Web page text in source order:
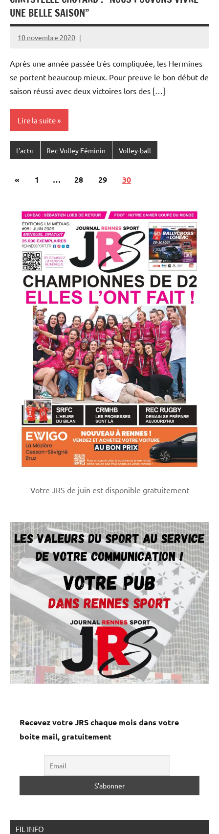
UNE BELLE SAISON”
10 novembre 2020
Rédaction
Après une année passée très compliquée, les Hermines
se portent beaucoup mieux. Pour preuve le bon début de
saison réussi avec deux victoires lors des […]
Lire la suite
L'actu Rec Volley Féminin Volley-ball
Pagination
publications
«Publications
1 … 28 29 30
Votre JRS de juin est disponible gratuitement
Recevez votre JRS chaque mois dans votre
boite mail, gratuitement
FIL INFO